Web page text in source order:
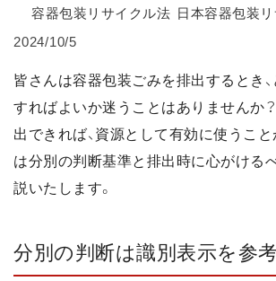
容器包装リサイクル法 日本容器包装
2024/10/5
皆さんは容器包装ごみを排出するとき
すればよいか迷うことはありませんか
出できれば、資源として有効に使うこと
は分別の判断基準と排出時に心がける
説いたします。
分別の判断は識別表示を参